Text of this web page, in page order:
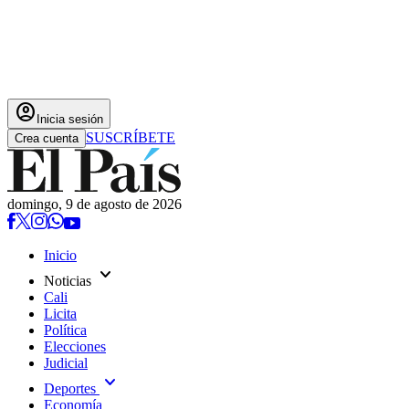
account_circle Inicia sesión
Crea cuenta SUSCRÍBETE
domingo, 9 de agosto de 2026
Inicio
Noticias expand_more
Cali
Licita
Política
Elecciones
Judicial
Deportes expand_more
Economía